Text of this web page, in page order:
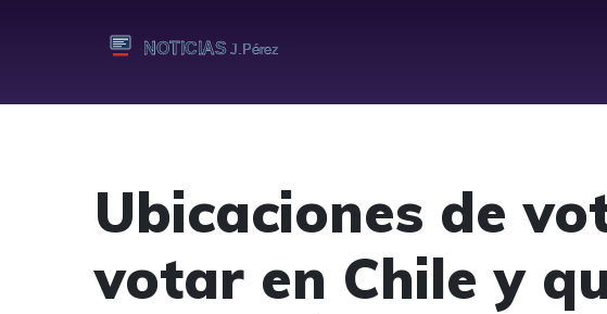
Ubicaciones de
votar en Chile y